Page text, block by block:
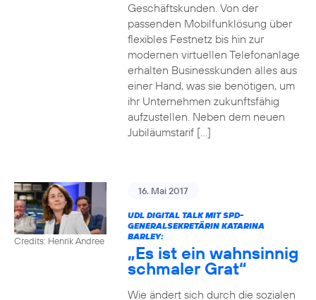
Geschäftskunden. Von der
passenden Mobilfunklösung über
flexibles Festnetz bis hin zur
modernen virtuellen Telefonanlage
erhalten Businesskunden alles aus
einer Hand, was sie benötigen, um
ihr Unternehmen zukunftsfähig
aufzustellen. Neben dem neuen
Jubiläumstarif […]
Credits: Henrik Andree
16. Mai 2017
UDL DIGITAL TALK MIT SPD-
GENERALSEKRETÄRIN KATARINA
BARLEY:
„Es ist ein wahnsinnig
schmaler Grat“
Wie ändert sich durch die sozialen